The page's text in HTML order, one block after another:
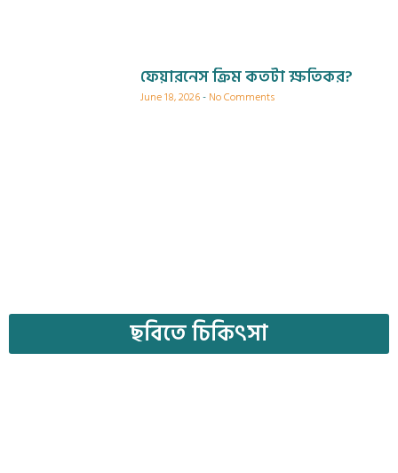
ফেয়ারনেস ক্রিম কতটা ক্ষতিকর?
June 18, 2026 No Comments
ছবিতে চিকিৎসা